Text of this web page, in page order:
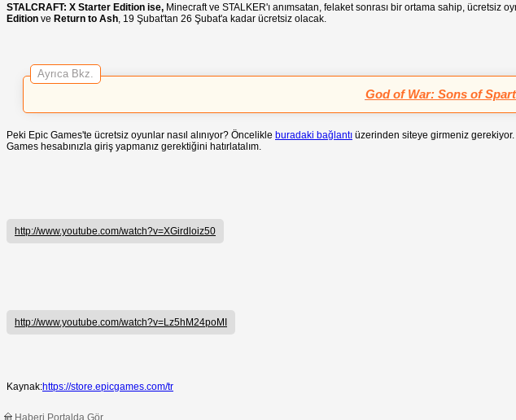
STALCRAFT: X Starter Edition ise, Minecraft ve STALKER'ı anımsatan, felaket sonrası bir ortama sahip, ücretsiz
Edition ve Return to Ash, 19 Şubat'tan 26 Şubat'a kadar ücretsiz olacak.
Ayrıca Bkz.
God of War: Sons of
Peki Epic Games'te ücretsiz oyunlar nasıl alınıyor? Öncelikle buradaki bağlantı üzerinden siteye girmeniz
Games hesabınızla giriş yapmanız gerektiğini hatırlatalım.
http://www.youtube.com/watch?v=XGirdloiz50
http://www.youtube.com/watch?v=Lz5hM24poMI
Kaynak:https://store.epicgames.com/tr
Haberi Portalda Gör